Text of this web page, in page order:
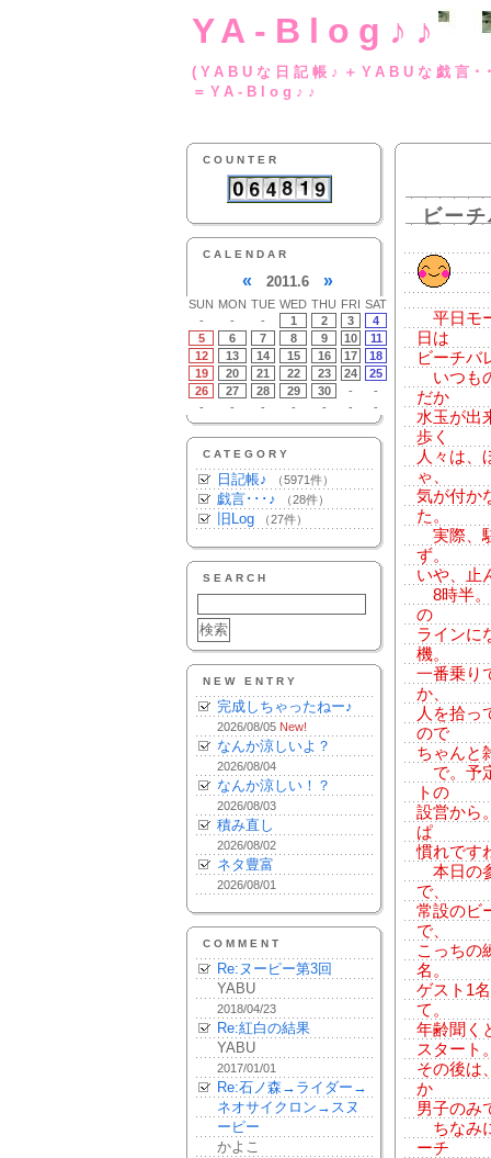
YA-Blog♪♪
(YABUな日記帳♪
＝YA-Blog♪♪
COUNTER
CALENDAR
« 2011.6 »
SUN MON TUE WED THU FRI SAT
-
- - 1 2 3
4
5
6 7 8 9 10
11
12
13 14 15 16 17
18
19
20 21 22 23 24
25
26
27 28 29 30 -
-
-
- - - - - -
CATEGORY
日記帳♪ （5971件）
戯言･･･♪ （28件）
旧Log （27件）
SEARCH
NEW ENTRY
完成しちゃったねー♪
2026/08/05 New!
なんか涼しいよ？
2026/08/04
なんか涼しい！？
2026/08/03
積み直し
2026/08/02
ネタ豊富
2026/08/01
COMMENT
Re:ヌーピー第3回
YABU
2018/04/23
Re:紅白の結果
YABU
2017/01/01
Re:石ノ森→ライダー→
ネオサイクロン→スヌ
ーピー
かよこ
ビー
平日モ
日は
ビーチバ
いつも
だか
水玉が出
歩く
人々は、
ゃ、
気が付か
た。
実際、
ず。
いや、止
8時半。
の
ラインに
機。
一番乗り
か、
人を拾っ
ので
ちゃんと
で。予
トの
設営から
ぱ
慣れです
本日の
で、
常設のビ
で、
こっちの
名。
ゲスト1
て。
年齢聞く
スタート
その後は
か
男子のみ
ちなみ
ーチ